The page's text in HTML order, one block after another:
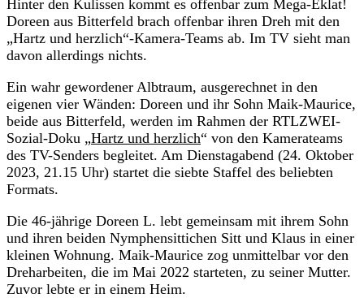
Hinter den Kulissen kommt es offenbar zum Mega-Eklat!
Doreen aus Bitterfeld brach offenbar ihren Dreh mit den
„Hartz und herzlich“-Kamera-Teams ab. Im TV sieht man
davon allerdings nichts.
Ein wahr gewordener Albtraum, ausgerechnet in den
eigenen vier Wänden: Doreen und ihr Sohn Maik-Maurice,
beide aus Bitterfeld, werden im Rahmen der RTLZWEI-
Sozial-Doku „Hartz und herzlich“ von den Kamerateams
des TV-Senders begleitet. Am Dienstagabend (24. Oktober
2023, 21.15 Uhr) startet die siebte Staffel des beliebten
Formats.
Die 46-jährige Doreen L. lebt gemeinsam mit ihrem Sohn
und ihren beiden Nymphensittichen Sitt und Klaus in einer
kleinen Wohnung. Maik-Maurice zog unmittelbar vor den
Dreharbeiten, die im Mai 2022 starteten, zu seiner Mutter.
Zuvor lebte er in einem Heim.